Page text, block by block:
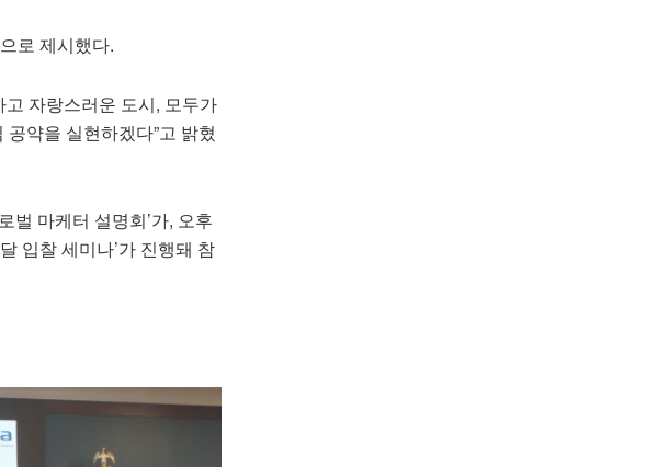
로 제시했다.
자랑스러운 도시, 모두가
약을 실현하겠다”고 밝혔
벌 마케터 설명회’가, 오후
입찰 세미나’가 진행돼 참